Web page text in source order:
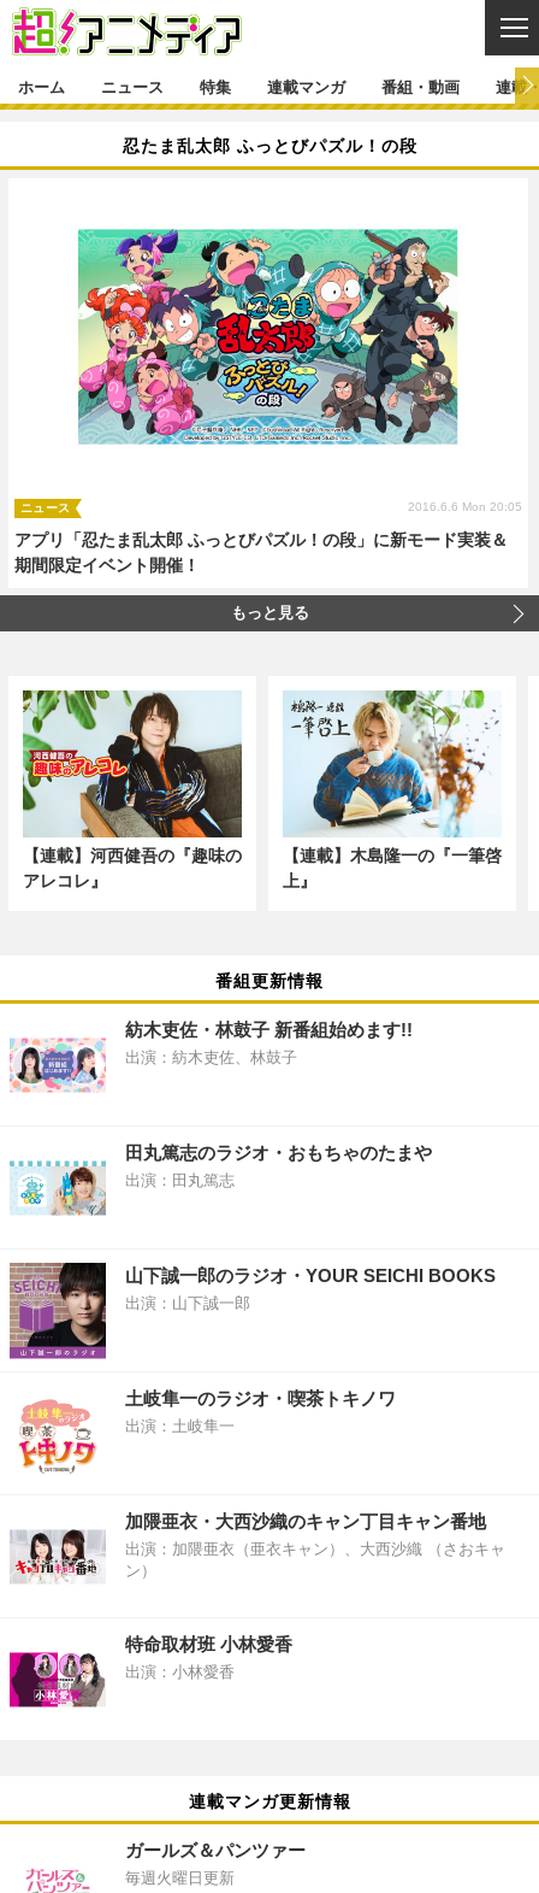
ゲーム・アプリ マンガ
映画 音楽
グッズ イベント
声優 コスプレ
舞台 新帝スタ
特集一覧 カバー
インタビュー レポート
ラキりす
連載マンガ
連載マンガ一覧 連載一覧
番組・動画
番組・動画一覧 ラジオ
動画
連載・ブログ
連載・ブログ一覧 コラム
編集部ブログ・お知らせ
ホーム ニュース 特集 連載マンガ 番組・動画 連載
忍たま乱太郎 ふっとびパズル！の段
アプリ「忍たま乱太郎 ふっとびパズル！の段」に新モード実装＆
期間限定イベント開催！
ニュース 2016.6.6 Mon 20:05
もっと見る
【連載】河西健吾の『趣味の
アレコレ』
【連載】木島隆一の『一筆啓
上』
番組更新情報
紡木吏佐・林鼓子 新番組始めます!!
出演：紡木吏佐、林鼓子
田丸篤志のラジオ・おもちゃのたまや
出演：田丸篤志
山下誠一郎のラジオ・YOUR SEICHI BOOKS
出演：山下誠一郎
土岐隼一のラジオ・喫茶トキノワ
出演：土岐隼一
加隈亜衣・大西沙織のキャン丁目キャン番地
出演：加隈亜衣（亜衣キャン）、大西沙織 （さおキャ
ン）
特命取材班 小林愛香
出演：小林愛香
連載マンガ更新情報
ガールズ＆パンツァー
毎週火曜日更新